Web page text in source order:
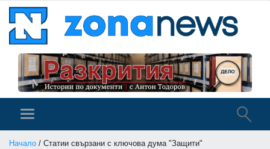
Начало / Статии свързани с ключова дума "Защити"